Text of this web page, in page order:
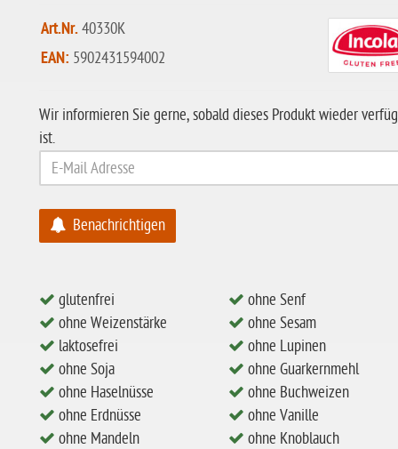
Art.Nr.40330K
EAN: 5902431594002
Wir informieren Sie gerne, sobald dieses Produkt wieder
ist.
Benachrichtigen
glutenfrei
ohne Weizenstärke
laktosefrei
ohne Soja
ohne Haselnüsse
ohne Erdnüsse
ohne Mandeln
ohne Senf
ohne Sesam
ohne Lupinen
ohne Guarkernmehl
ohne Buchweizen
ohne Vanille
ohne Knoblauch